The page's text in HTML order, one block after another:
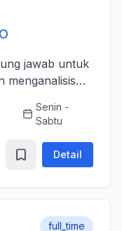
jawab untuk
menganalisis
waktu,
Senin -
Sabtu
Detail
full_time